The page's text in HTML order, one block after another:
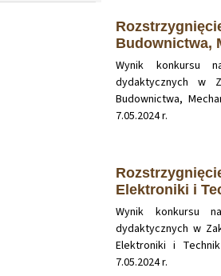
Budownictwa,
Wynik konkursu
dydaktycznych w
Budownictwa,
7.05.2024 r.
Elektroniki i
Wynik konkursu
dydaktycznych w
Elektroniki i
7.05.2024 r.